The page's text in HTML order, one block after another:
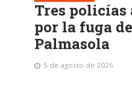
Tres policías
por la fuga
Palmasola
5 de agosto de 2026